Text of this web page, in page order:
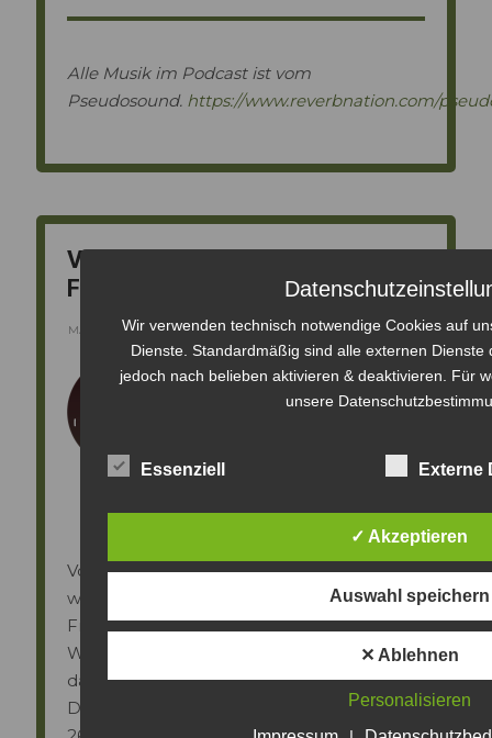
Alle Musik im Podcast ist vom
Pseudosound. https://www.reverbnation.com/
Vorschau – Zero Waste
Frankfurt, Pia
MÄRZ 19, 2020
Vorschau des Interviews mit Pia Krechel,
wo sie mit uns über ihren Zero Waste
Frankfurt-Blog, ihren persönlichen
Wandelpunkt, das „Selbermachen“ und
das Müllproblem spricht.
Das komplette Interview erscheint am
Wir verwenden technisch notwendige Cookies auf
Dienste. Standardmäßig sind alle externen Dienste
jedoch nach belieben aktivieren & deaktivieren. Für
unsere
Essenziell Externe
✓ Akzeptieren
Auswahl speichern
✕ Ablehnen
Personalisieren